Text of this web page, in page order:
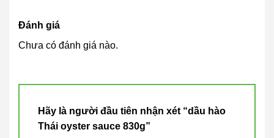
Đánh giá
Chưa có đánh giá nào.
Hãy là người đầu tiên nhận xét “dầu hào
Thái oyster sauce 830g”